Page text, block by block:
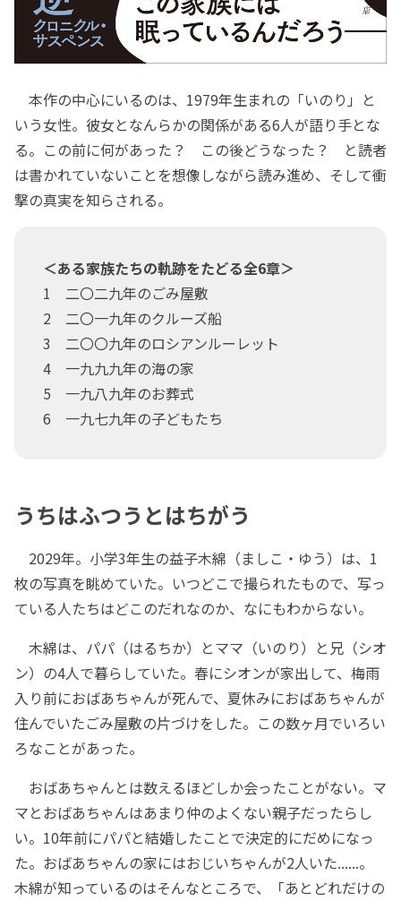
本作の中心にいるのは、1979年生まれの「いのり」と
いう女性。彼女となんらかの関係がある6人が語り手とな
る。この前に何があった？ この後どうなった？ と読者
は書かれていないことを想像しながら読み進め、そして衝
撃の真実を知らされる。
＜ある家族たちの軌跡をたどる全6章＞
1 二〇二九年のごみ屋敷
2 二〇一九年のクルーズ船
3 二〇〇九年のロシアンルーレット
4 一九九九年の海の家
5 一九八九年のお葬式
6 一九七九年の子どもたち
うちはふつうとはちがう
2029年。小学3年生の益子木綿（ましこ・ゆう）は、1
枚の写真を眺めていた。いつどこで撮られたもので、写っ
ている人たちはどこのだれなのか、なにもわからない。
木綿は、パパ（はるちか）とママ（いのり）と兄（シオ
ン）の4人で暮らしていた。春にシオンが家出して、梅雨
入り前におばあちゃんが死んで、夏休みにおばあちゃんが
住んでいたごみ屋敷の片づけをした。この数ヶ月でいろい
ろなことがあった。
おばあちゃんとは数えるほどしか会ったことがない。マ
マとおばあちゃんはあまり仲のよくない親子だったらし
い。10年前にパパと結婚したことで決定的にだめになっ
た。おばあちゃんの家にはおじいちゃんが2人いた......。
木綿が知っているのはそんなところで、「あとどれだけの